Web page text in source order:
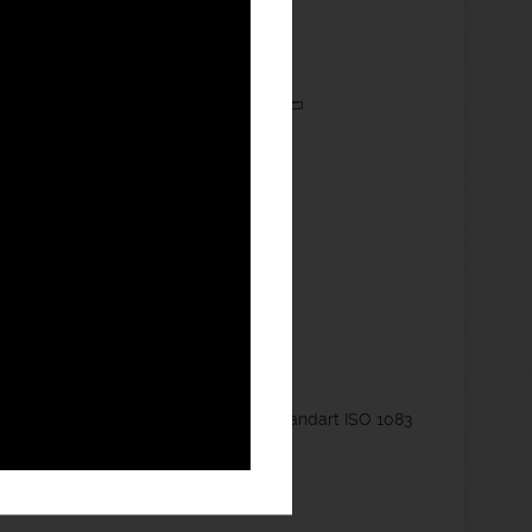
nodular EN GJS 400-15 conform standart ISO 1083